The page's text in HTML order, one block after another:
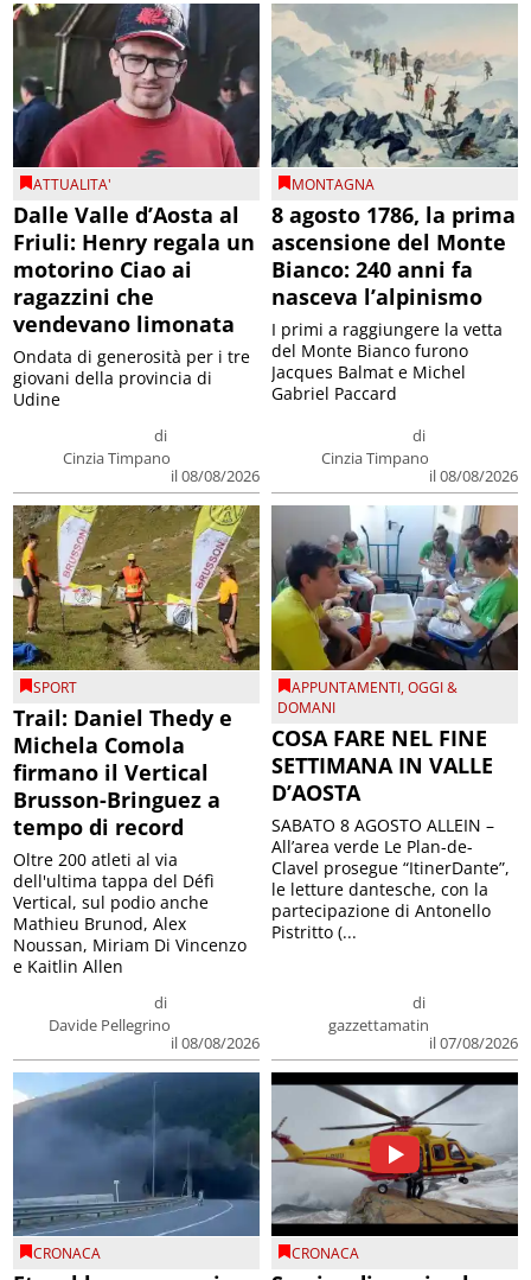
ATTUALITA'
Dalle Valle d’Aosta al
Friuli: Henry regala un
motorino Ciao ai
ragazzini che
vendevano limonata
di
Cinzia Timpano
il 08/08/2026
Ondata di generosità per i tre
giovani della provincia di
Udine
MONTAGNA
8 agosto 1786, la prima
ascensione del Monte
Bianco: 240 anni fa
nasceva l’alpinismo
di
Cinzia Timpano
il 08/08/2026
I primi a raggiungere la vetta
del Monte Bianco furono
Jacques Balmat e Michel
Gabriel Paccard
SPORT
Trail: Daniel Thedy e
Michela Comola
firmano il Vertical
Brusson-Bringuez a
tempo di record
di
Davide Pellegrino
il 08/08/2026
Oltre 200 atleti al via
dell'ultima tappa del Défì
Vertical, sul podio anche
Mathieu Brunod, Alex
Noussan, Miriam Di Vincenzo
e Kaitlin Allen
APPUNTAMENTI,OGGI &
DOMANI
COSA FARE NEL FINE
SETTIMANA IN VALLE
D’AOSTA
di
gazzettamatin
il 07/08/2026
SABATO 8 AGOSTO ALLEIN –
All’area verde Le Plan-de-
Clavel prosegue “ItinerDante”,
le letture dantesche, con la
partecipazione di Antonello
Pistritto (...
CRONACA CRONACA